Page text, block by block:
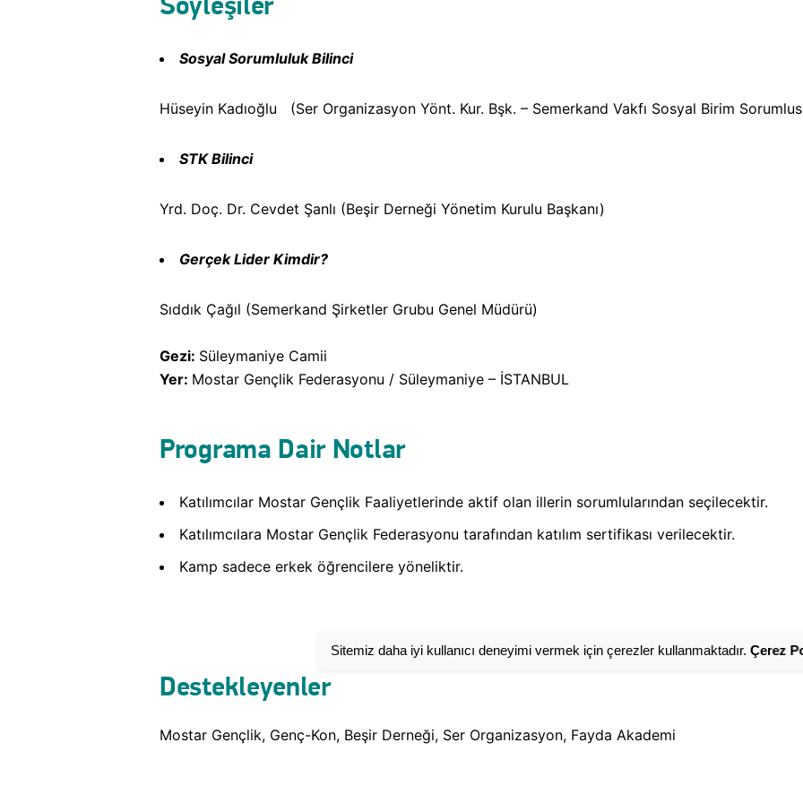
Sosyal Sorumluluk Bilinci
Hüseyin Kadıoğlu (Ser Organizasyon Yönt. Kur. Bşk. – Semerkand Vakfı Sosyal Birim
STK Bilinci
Yrd. Doç. Dr. Cevdet Şanlı (Beşir Derneği Yönetim Kurulu Başkanı)
Gerçek Lider Kimdir?
Sıddık Çağıl (Semerkand Şirketler Grubu Genel Müdürü)
Gezi: Süleymaniye Camii
Yer: Mostar Gençlik Federasyonu / Süleymaniye – İSTANBUL
Programa Dair Notlar
Katılımcılar Mostar Gençlik Faaliyetlerinde aktif olan illerin sorumlularından seçilecektir.
Katılımcılara Mostar Gençlik Federasyonu tarafından katılım sertifikası verilecektir.
Kamp sadece erkek öğrencilere yöneliktir.
Destekleyenler
Mostar Gençlik, Genç-Kon, Beşir Derneği, Ser Organizasyon, Fayda Akademi
Sitemiz daha iyi kullanıcı deneyimi vermek için çerezler kullanmaktadır. Çerez